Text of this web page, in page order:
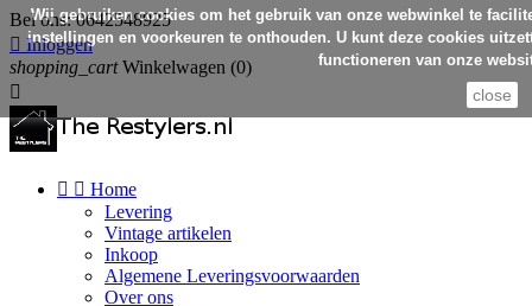
Bel ons:0642548925
 Inloggen
shopping_cart Winkelwagen (0)

  Home
Levering
Vintage artikelen
Inkoop
Algemene Leveringsvoorwaarden
Over ons
Wij gebruiken cookies om het gebruik van onze webwinkel te
instellingen en voorkeuren te onthouden. U kunt deze cookies
functioneren van onze
close